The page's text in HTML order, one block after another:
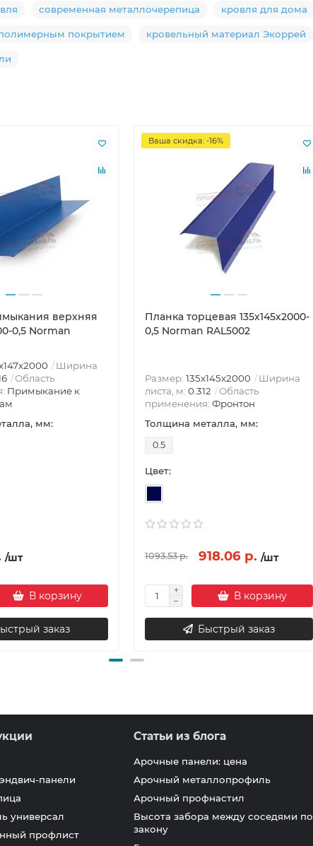
современная металлочерепица кровля для дома
покрытием кровельный материал Экоррей
верхняя
0,5 Norman
Ширина
Область
Примыкание к
мм:
/шт
В корзину
заказ
Ваша скидка: -16%
Планка торцевая 135х145х2000-
0,5 Norman RAL5002
Размер: 135х145х2000
Ширина
листа, м: 0.312
Область
применения: Фронтон
Толщина металла, мм:
0.5
Цвет:
1093.53 р. 918.06 р. /шт
В корзину
Быстрый заказ
панели
универсал
профлист
Статьи из блога
Арочные панели: цена
Арочный металлопрофиль
Арочный профнастил
Высота забора между соседями по
закону